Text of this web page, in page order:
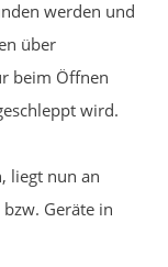
werden und
über
beim Öffnen
wird.
liegt nun an
Geräte in